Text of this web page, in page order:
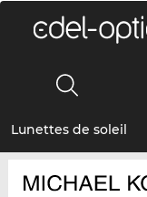
Lunettes de soleil